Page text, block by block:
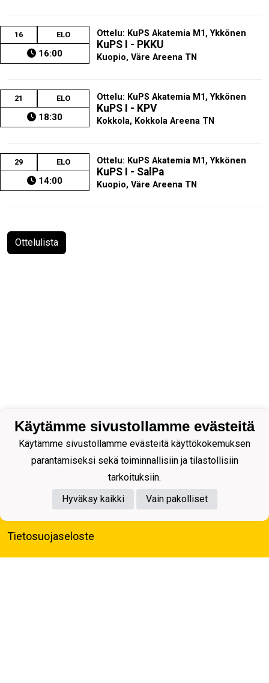
16 ELO
16:00
Ottelu: KuPS Akatemia M1, Ykkönen
KuPS I - PKKU
Kuopio, Väre Areena TN
21 ELO
18:30
Ottelu: KuPS Akatemia M1, Ykkönen
KuPS I - KPV
Kokkola, Kokkola Areena TN
29 ELO
14:00
Ottelu: KuPS Akatemia M1, Ykkönen
KuPS I - SalPa
Kuopio, Väre Areena TN
Ottelulista
Tietosuojaseloste
Käytämme sivustollamme evästeitä
Käytämme sivustollamme evästeitä käyttökokemuksen
parantamiseksi sekä toiminnallisiin ja tilastollisiin
tarkoituksiin.
Hyväksy kaikki
Vain pakolliset